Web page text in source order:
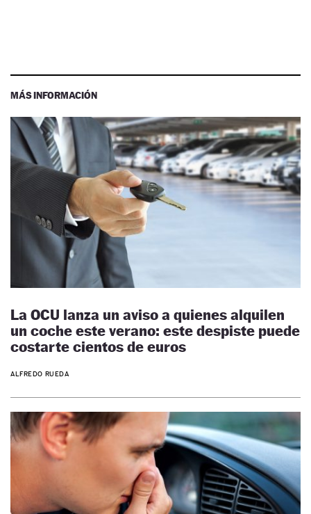
MÁS INFORMACIÓN
La OCU lanza un aviso a quienes alquilen
un coche este verano: este despiste puede
costarte cientos de euros
ALFREDO RUEDA